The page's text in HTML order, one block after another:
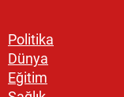
Politika
Dünya
Eğitim